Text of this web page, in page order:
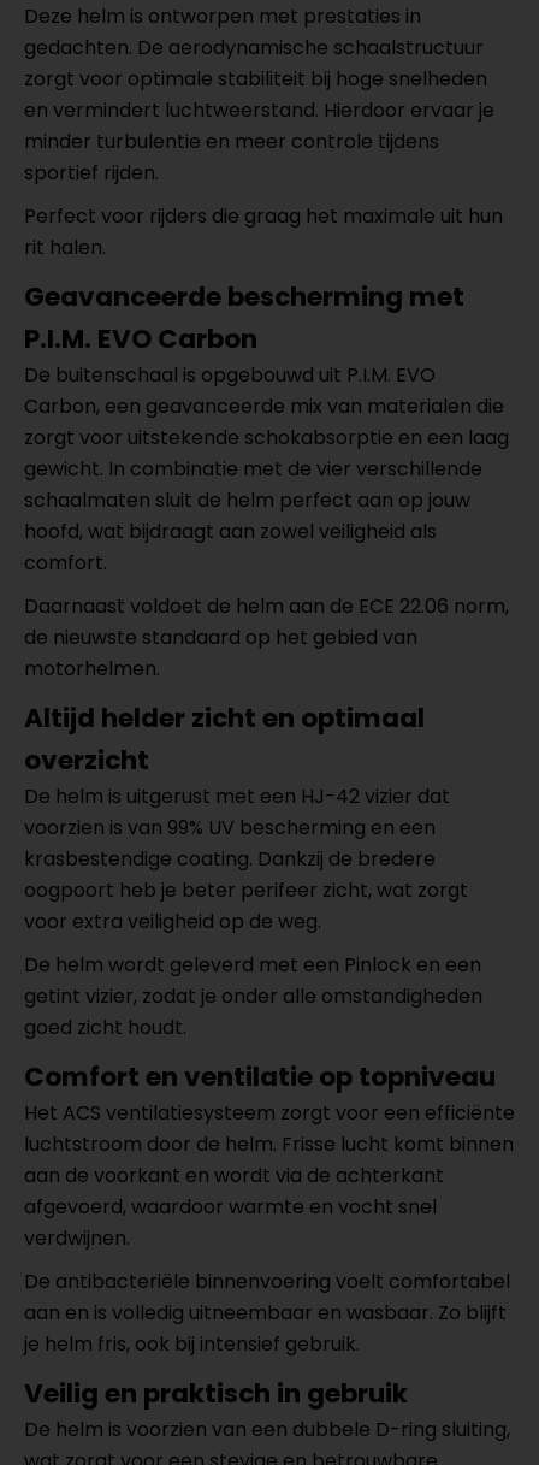
Deze helm is ontworpen met prestaties in
gedachten. De aerodynamische schaalstructuur
zorgt voor optimale stabiliteit bij hoge snelheden
en vermindert luchtweerstand. Hierdoor ervaar je
minder turbulentie en meer controle tijdens
sportief rijden.
Perfect voor rijders die graag het maximale uit hun
rit halen.
Geavanceerde bescherming met
P.I.M. EVO Carbon
De buitenschaal is opgebouwd uit P.I.M. EVO
Carbon, een geavanceerde mix van materialen die
zorgt voor uitstekende schokabsorptie en een laag
gewicht. In combinatie met de vier verschillende
schaalmaten sluit de helm perfect aan op jouw
hoofd, wat bijdraagt aan zowel veiligheid als
comfort.
Daarnaast voldoet de helm aan de ECE 22.06 norm,
de nieuwste standaard op het gebied van
motorhelmen.
Altijd helder zicht en optimaal
overzicht
De helm is uitgerust met een HJ-42 vizier dat
voorzien is van 99% UV bescherming en een
krasbestendige coating. Dankzij de bredere
oogpoort heb je beter perifeer zicht, wat zorgt
voor extra veiligheid op de weg.
De helm wordt geleverd met een Pinlock en een
getint vizier, zodat je onder alle omstandigheden
goed zicht houdt.
Comfort en ventilatie op topniveau
Het ACS ventilatiesysteem zorgt voor een efficiënte
luchtstroom door de helm. Frisse lucht komt binnen
aan de voorkant en wordt via de achterkant
afgevoerd, waardoor warmte en vocht snel
verdwijnen.
De antibacteriële binnenvoering voelt comfortabel
aan en is volledig uitneembaar en wasbaar. Zo blijft
je helm fris, ook bij intensief gebruik.
Veilig en praktisch in gebruik
De helm is voorzien van een dubbele D-ring sluiting,